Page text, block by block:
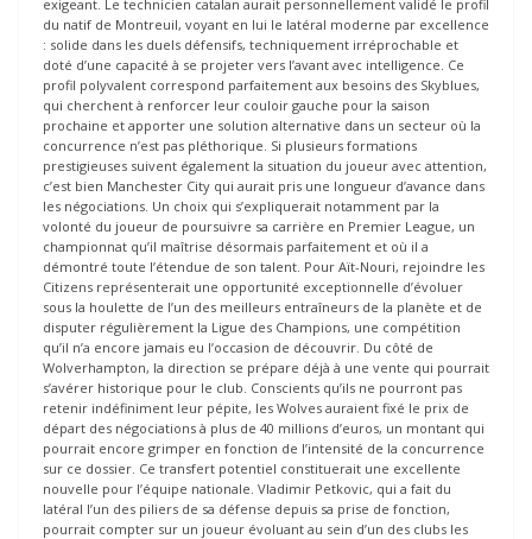
exigeant. Le technicien catalan aurait personnellement validé le profil
du natif de Montreuil, voyant en lui le latéral moderne par excellence
: solide dans les duels défensifs, techniquement irréprochable et
doté d’une capacité à se projeter vers l’avant avec intelligence. Ce
profil polyvalent correspond parfaitement aux besoins des Skyblues,
qui cherchent à renforcer leur couloir gauche pour la saison
prochaine et apporter une solution alternative dans un secteur où la
concurrence n’est pas pléthorique. Si plusieurs formations
prestigieuses suivent également la situation du joueur avec attention,
c’est bien Manchester City qui aurait pris une longueur d’avance dans
les négociations. Un choix qui s’expliquerait notamment par la
volonté du joueur de poursuivre sa carrière en Premier League, un
championnat qu’il maîtrise désormais parfaitement et où il a
démontré toute l’étendue de son talent. Pour Aït-Nouri, rejoindre les
Citizens représenterait une opportunité exceptionnelle d’évoluer
sous la houlette de l’un des meilleurs entraîneurs de la planète et de
disputer régulièrement la Ligue des Champions, une compétition
qu’il n’a encore jamais eu l’occasion de découvrir. Du côté de
Wolverhampton, la direction se prépare déjà à une vente qui pourrait
s’avérer historique pour le club. Conscients qu’ils ne pourront pas
retenir indéfiniment leur pépite, les Wolves auraient fixé le prix de
départ des négociations à plus de 40 millions d’euros, un montant qui
pourrait encore grimper en fonction de l’intensité de la concurrence
sur ce dossier. Ce transfert potentiel constituerait une excellente
nouvelle pour l’équipe nationale. Vladimir Petkovic, qui a fait du
latéral l’un des piliers de sa défense depuis sa prise de fonction,
pourrait compter sur un joueur évoluant au sein d’un des clubs les